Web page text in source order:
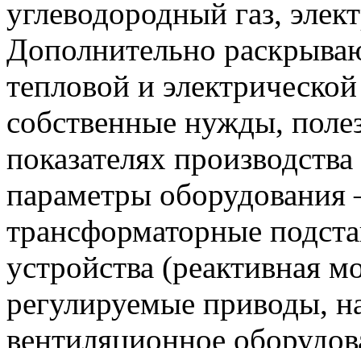
углеводородный газ,
Дополнительно
тепловой и
собственные нужды,
показателях
параметры
трансформаторные
устройства (реактивная
регулируемые приводы,
вентиляционное